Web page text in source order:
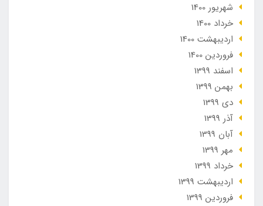
شهریور 1400
خرداد 1400
ارديبهشت 1400
فروردین 1400
اسفند 1399
بهمن 1399
دی 1399
آذر 1399
آبان 1399
مهر 1399
خرداد 1399
ارديبهشت 1399
فروردین 1399